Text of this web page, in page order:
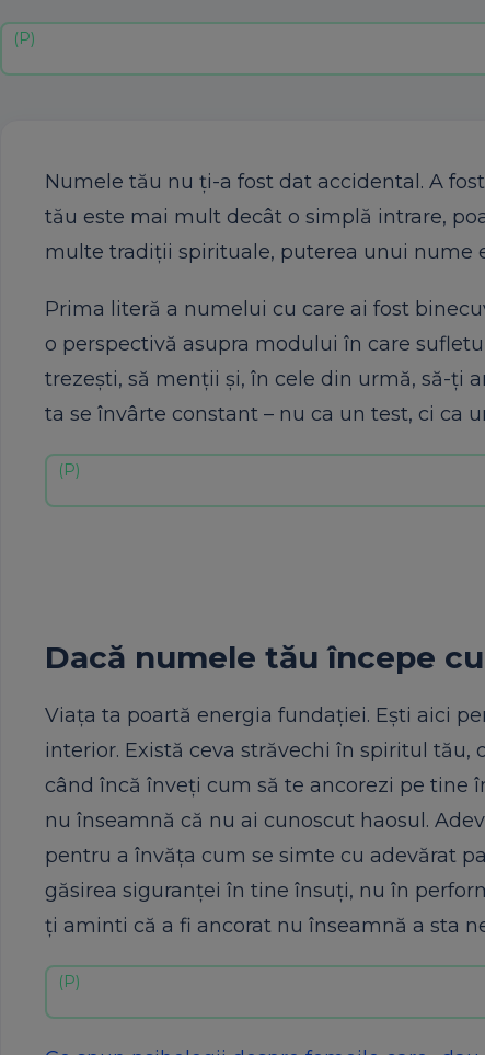
Numele tău nu ți-a fost dat accidental. A
tău este mai mult decât o simplă intrare,
multe tradiții spirituale, puterea unui nume
Prima literă a numelui cu care ai fost
o perspectivă asupra modului în care
trezești, să menții și, în cele din urmă, să-ți
ta se învârte constant – nu ca un test, ci ca
Dacă numele tău începe cu
Viața ta poartă energia fundației. Ești aici
interior. Există ceva străvechi în spiritul
când încă înveți cum să te ancorezi pe tine
nu înseamnă că nu ai cunoscut haosul.
pentru a învăța cum se simte cu adevărat
găsirea siguranței în tine însuți, nu în
ți aminti că a fi ancorat nu înseamnă a sta